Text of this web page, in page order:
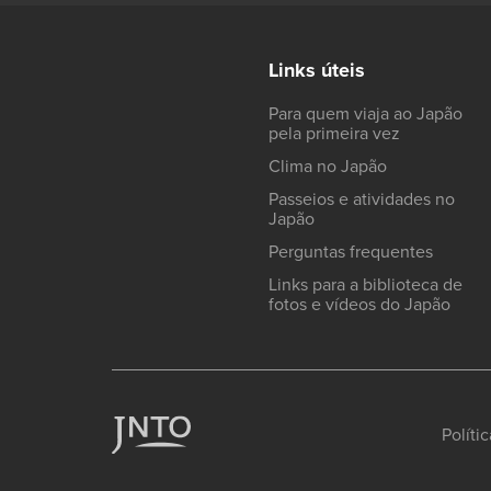
Links úteis
Para quem viaja ao Japão
pela primeira vez
Clima no Japão
Passeios e atividades no
Japão
Perguntas frequentes
Links para a biblioteca de
fotos e vídeos do Japão